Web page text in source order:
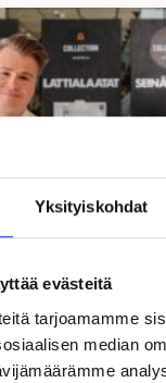
Yksityiskohdat
evästeitä
tarjoamamme
median